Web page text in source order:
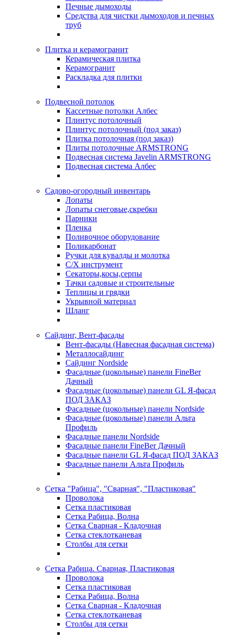
Печные дымоходы
Средства для чистки дымоходов и печных
труб
Плитка и керамогранит
Керамическая плитка
Керамогранит
Раскладка для плитки
Подвесной потолок
Кассетные потолки Албес
Плинтус потолочный
Плинтус потолочный (под заказ)
Плитка потолочная (под заказ)
Плиты потолочные ARMSTRONG
Подвесная система Javelin ARMSTRONG
Подвесная система Албес
Садово-огородный инвентарь
Лопаты
Лопаты снеговые,скребки
Парники
Пленка
Поливочное оборудование
Поликарбонат
Ручки для кувалды и молотка
С/Х инструмент
Секаторы,косы,серпы
Тачки садовые и строительные
Теплицы и грядки
Укрывной материал
Шланг
Сайдинг, Вент-фасады
Вент-фасады (Навесная фасадная система)
Металлосайдинг
Сайдинг Nordside
Фасадные (цокольные) панели FineBer
Дачный
Фасадные (цокольные) панели GL Я-фасад
ПОД ЗАКАЗ
Фасадные (цокольные) панели Nordside
Фасадные (цокольные) панели Альта
Профиль
Фасадные панели Nordside
Фасадные панели FineBer Дачный
Фасадные панели GL Я-фасад ПОД ЗАКАЗ
Фасадные панели Альта Профиль
Сетка "Рабица", "Сварная", "Пластиковая"
Проволока
Сетка пластиковая
Сетка Рабица, Волна
Сетка Сварная - Кладочная
Сетка стеклотканевая
Столбы для сетки
Сетка Рабица. Сварная, Пластиковая
Проволока
Сетка пластиковая
Сетка Рабица, Волна
Сетка Сварная - Кладочная
Сетка стеклотканевая
Столбы для сетки